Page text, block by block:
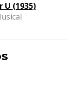
U (1935)